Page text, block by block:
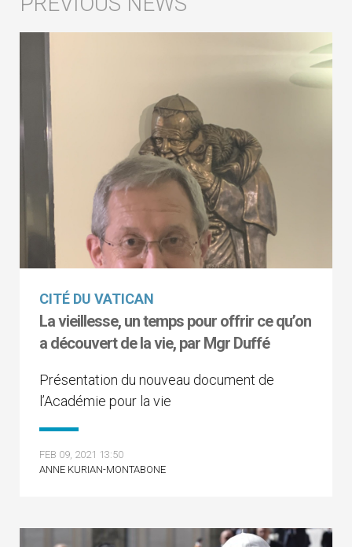
CITÉ DU VATICAN
La vieillesse, un temps pour offrir ce qu’on
a découvert de la vie, par Mgr Duffé
Présentation du nouveau document de
l’Académie pour la vie
FEB 09, 2021 13:50
ANNE KURIAN-MONTABONE